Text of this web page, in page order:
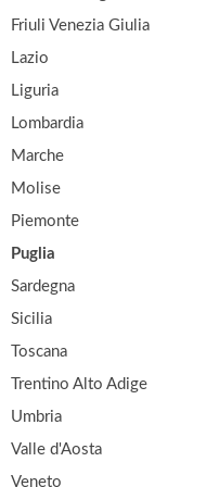
Friuli Venezia Giulia
Lazio
Liguria
Lombardia
Marche
Molise
Piemonte
Puglia
Sardegna
Sicilia
Toscana
Trentino Alto Adige
Umbria
Valle d'Aosta
Veneto